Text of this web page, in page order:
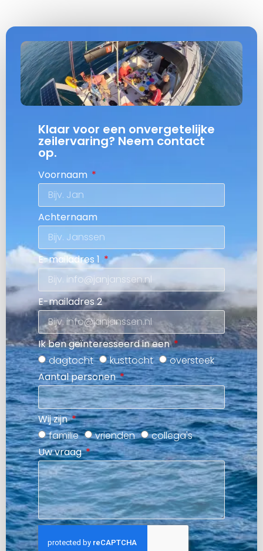
Klaar voor een onvergetelijke
zeilervaring? Neem contact
op.
Voornaam
Achternaam
E-mailadres 1
E-mailadres 2
Ik ben geïnteresseerd in een
dagtocht
kusttocht
oversteek
Aantal personen
Wij zijn
familie
vrienden
collega's
Uw vraag